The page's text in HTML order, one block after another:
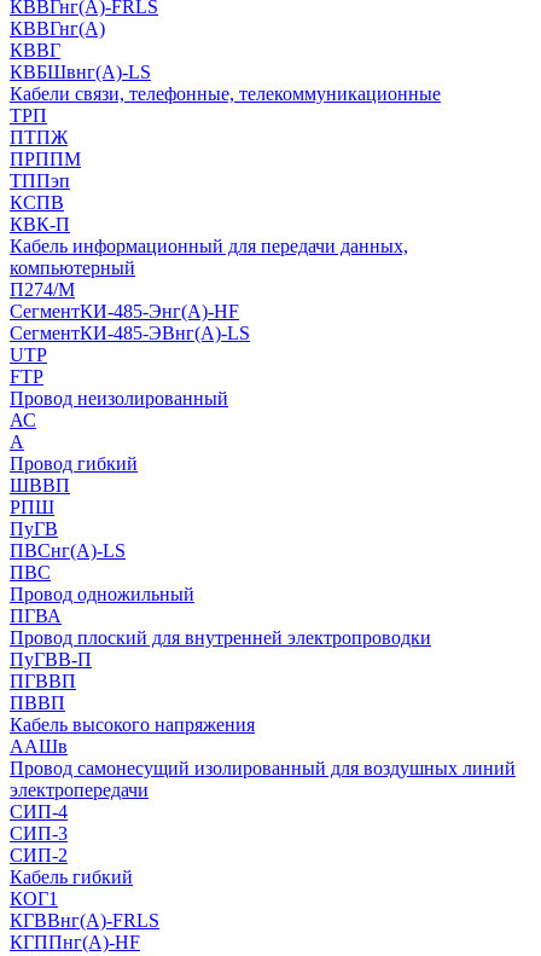
КВВГнг(А)-FRLS
КВВГнг(А)
КВВГ
КВБШвнг(А)-LS
Кабели связи, телефонные, телекоммуникационные
ТРП
ПТПЖ
ПРППМ
ТППэп
КСПВ
КВК-П
Кабель информационный для передачи данных,
компьютерный
П274/М
СегментКИ-485-Энг(А)-HF
СегментКИ-485-ЭВнг(А)-LS
UTP
FTP
Провод неизолированный
АС
А
Провод гибкий
ШВВП
РПШ
ПуГВ
ПВСнг(А)-LS
ПВС
Провод одножильный
ПГВА
Провод плоский для внутренней электропроводки
ПуГВВ-П
ПГВВП
ПВВП
Кабель высокого напряжения
ААШв
Провод самонесущий изолированный для воздушных линий
электропередачи
СИП-4
СИП-3
СИП-2
Кабель гибкий
КОГ1
КГВВнг(А)-FRLS
КГППнг(A)-HF